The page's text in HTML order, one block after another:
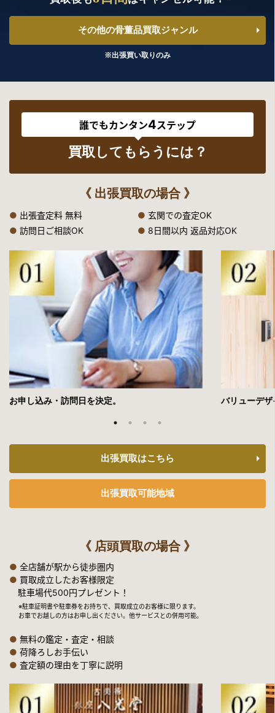
その他の骨董品買取ジャンル
※出張買い取りのみ
誰でもカンタン4ステップ
買取してもらうには？
《 出張買取の場合 》
● 出張査定料 無料 ● 玄関での査定OK
● 訪問日ご相談OK ● 8日間以内 返品対応OK
お申し込み・訪問日を決定。 バリューデ
出張買取はこちら
出張買取可能地域
《 店頭買取の場合 》
● 全店舗が駅から徒歩圏内
● 買取成立したお客様限定
駐車場代500円プレゼント！
※駐車証明書や駐車券をお持ちで、買取成立のお客様に限ります。
お車でお越しの方はお申し出ください。他サービスとの併用可能。
● 無料の鑑定・査定・相談
● 荷降ろしお手伝い
● 査定額の理由を丁寧に説明